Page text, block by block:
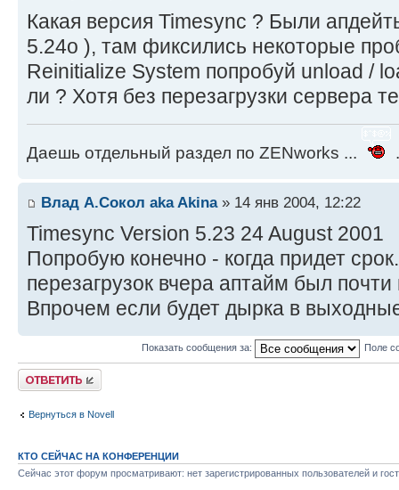
Какая версия Timesync ? Были
5.24o ), там фиксились некоторые
Reinitialize System попробуй unload /
ли ? Хотя без перезагрузки сервера
Даешь отдельный раздел по ZENworks ...
Влад А.Сокол aka Akina» 14 янв 2004, 12:22
Timesync Version 5.23 24 August 2001
Попробую конечно - когда придет
перезагрузок вчера аптайм был почти
Впрочем если будет дырка в
Показать сообщения за: Поле
Ответить
Вернуться в Novell
КТО СЕЙЧАС НА КОНФЕРЕНЦИИ
Сейчас этот форум просматривают: нет зарегистрированных пользователей и